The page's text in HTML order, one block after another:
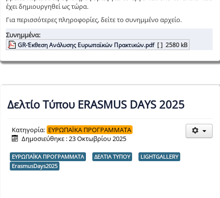
έχει δημιουργηθεί ως τώρα.
Για περισσότερες πληροφορίες, δείτε το συνημμένο αρχείο.
Συνημμένα:
GR-Έκθεση Ανάλυσης Ευρωπαϊκών Πρακτικών.pdf [ ] 2580 kB
Δελτίο Τύπου ERASMUS DAYS 2025
Κατηγορία: ΕΥΡΩΠΑΪΚΑ ΠΡΟΓΡΑΜΜΑΤΑ
Δημοσιεύθηκε : 23 Οκτωβρίου 2025
ΕΥΡΩΠΑΪΚΑ ΠΡΟΓΡΑΜΜΑΤΑ ΔΕΛΤΙΑ ΤΥΠΟΥ
LIGHTGALLERY
ErasmusDays2025